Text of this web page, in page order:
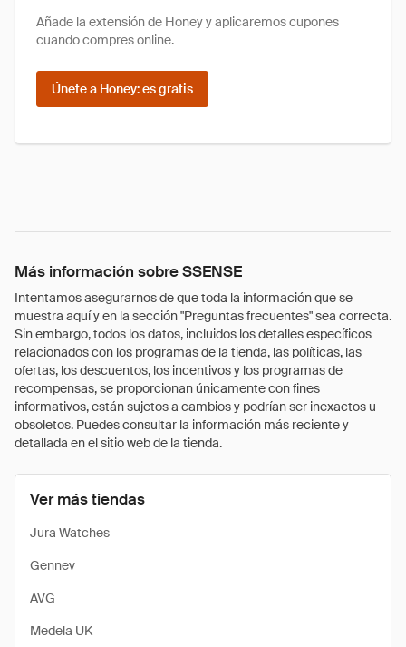
Añade la extensión de Honey y aplicaremos cupones
cuando compres online.
Únete a Honey: es gratis
Más información sobre SSENSE
Intentamos asegurarnos de que toda la información que se
muestra aquí y en la sección "Preguntas frecuentes" sea correcta.
Sin embargo, todos los datos, incluidos los detalles específicos
relacionados con los programas de la tienda, las políticas, las
ofertas, los descuentos, los incentivos y los programas de
recompensas, se proporcionan únicamente con fines
informativos, están sujetos a cambios y podrían ser inexactos u
obsoletos. Puedes consultar la información más reciente y
detallada en el sitio web de la tienda.
Ver más tiendas
Jura Watches
Gennev
AVG
Medela UK